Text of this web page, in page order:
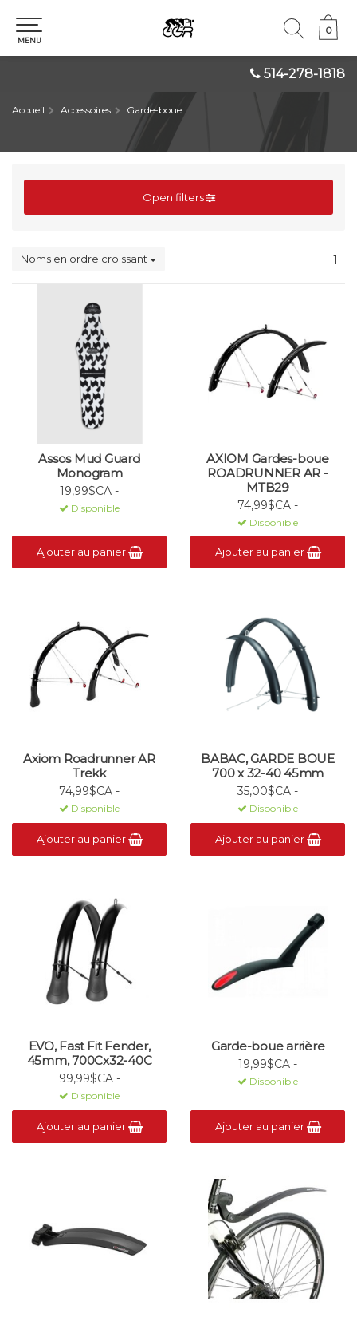
514-278-1818
0
0
MENU
Accueil Accessoires Garde-boue
Open filters
Noms en ordre croissant 1
Assos Mud Guard
Monogram
19,99$CA -
Disponible
Ajouter au panier
AXIOM Gardes-boue
ROADRUNNER AR -
MTB29
74,99$CA -
Disponible
Ajouter au panier
Axiom Roadrunner AR
Trekk
74,99$CA -
Disponible
Ajouter au panier
BABAC, GARDE BOUE
700 x 32-40 45mm
35,00$CA -
Disponible
Ajouter au panier
EVO, Fast Fit Fender,
45mm, 700Cx32-40C
99,99$CA -
Disponible
Ajouter au panier
Garde-boue arrière
19,99$CA -
Disponible
Ajouter au panier